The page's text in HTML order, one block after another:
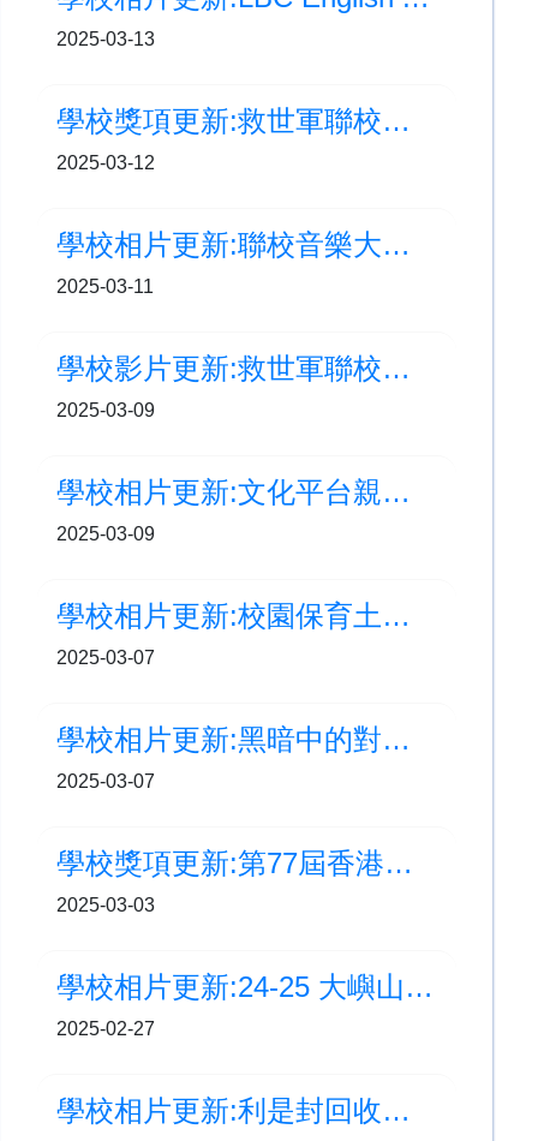
2025-03-13
學校獎項更新:救世軍聯校小學運動會
2025-03-12
學校相片更新:聯校音樂大賽2025 高級組及初級組合唱團項目 銀獎
2025-03-11
學校影片更新:救世軍聯校小學運動會
2025-03-09
學校相片更新:文化平台親子遊
2025-03-09
學校相片更新:校園保育土沉香計劃–保育大使演講技巧培訓
2025-03-07
學校相片更新:黑暗中的對話體驗
2025-03-07
學校獎項更新:第77屆香港學校音樂節 第三名及銀獎
2025-03-03
學校相片更新:24-25 大嶼山區小學校際籃球比賽
2025-02-27
學校相片更新:利是封回收重用大行動